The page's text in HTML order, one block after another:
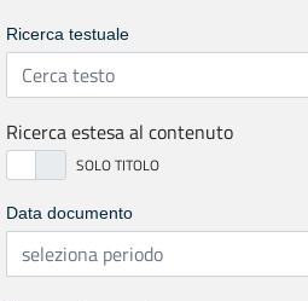
Ricerca testuale
Ricerca estesa al contenuto
Data documento